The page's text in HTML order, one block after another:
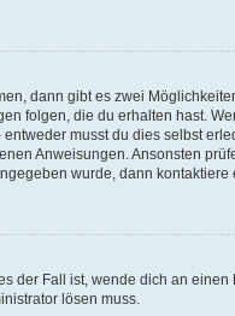
dann gibt es zwei
folgen, die du erhalten hast.
musst du dies selbst
Anweisungen. Ansonsten
wurde, dann kontaktiere
der Fall ist, wende dich an
lösen muss.